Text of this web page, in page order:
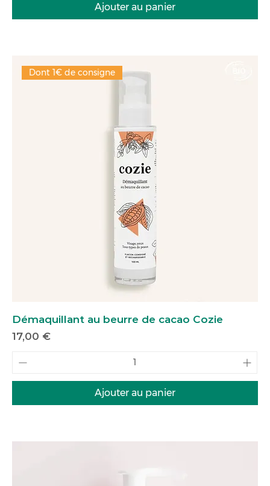
Ajouter au panier
Dont 1€ de consigne
Démaquillant au beurre de cacao Cozie
Prix
17,00 €
Ajouter au panier